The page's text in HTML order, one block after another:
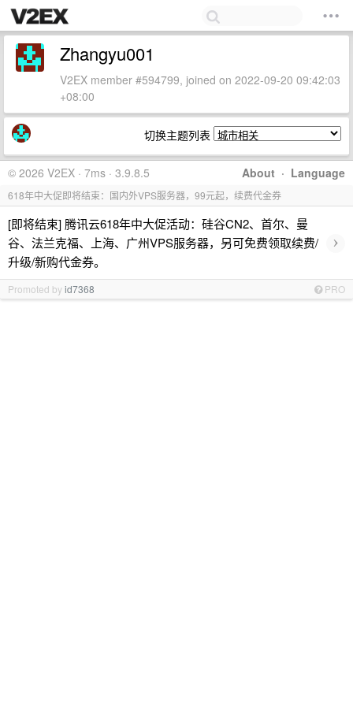
Zhangyu001
V2EX member #594799, joined on 2022-09-20 09:42:03
+08:00
切换主题列表
About · Language
© 2026 V2EX · 7ms · 3.9.8.5
618年中大促即将结束：国内外VPS服务器，99元起，续费代金券
[即将结束] 腾讯云618年中大促活动：硅谷CN2、首尔、曼
谷、法兰克福、上海、广州VPS服务器，另可免费领取续费/
升级/新购代金券。
›
Promoted byid7368 PRO